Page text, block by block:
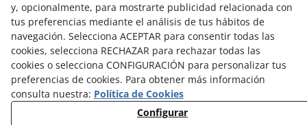
TÉRMINOS Y CONDICIONES DE USO
POLÍTICA DE PRIVACIDAD
POLÍTICA DE COOKIES
CAMBIOS Y DEVOLUCIONES
y, opcionalmente, para mostrarte publicidad relacionada con
tus preferencias mediante el análisis de tus hábitos de
navegación. Selecciona ACEPTAR para consentir todas las
cookies, selecciona RECHAZAR para rechazar todas las
cookies o selecciona CONFIGURACIÓN para personalizar tus
preferencias de cookies. Para obtener más información
consulta nuestra: Política de Cookies
Configurar